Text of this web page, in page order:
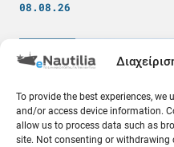
To provide the best experiences,
and/or access device information.
allow us to process data such as
site. Not consenting or withdrawing
08.08.26